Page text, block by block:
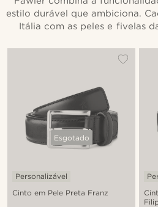
estilo durável que ambiciona.
Itália com as peles e fivelas
Esgotado
Cinto em Pele Preta Franz
Personalizável